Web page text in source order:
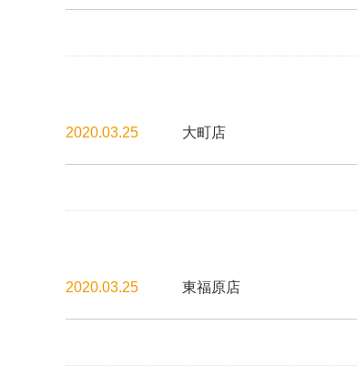
2020.03.25 大町店
2020.03.25 東福原店